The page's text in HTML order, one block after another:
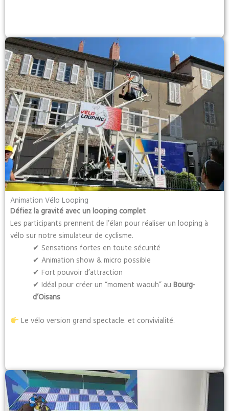
Animation Vélo Looping
Défiez la gravité avec un looping complet
Les participants prennent de l’élan pour réaliser un looping à
vélo sur notre simulateur de cyclisme.
✔ Sensations fortes en toute sécurité
✔ Animation show & micro possible
✔ Fort pouvoir d’attraction
✔ Idéal pour créer un “moment waouh” au Bourg-
d’Oisans
Le vélo version grand spectacle. et convivialité.